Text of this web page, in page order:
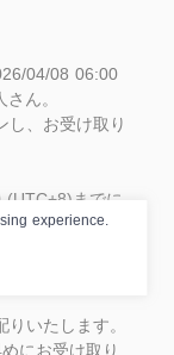
04/08 06:00
ん。
し、お受け取り
までに
いたします。
にお受け取り
experience.